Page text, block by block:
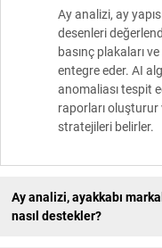
Ay analizi, ay
desenleri
basınç plakaları
entegre eder. AI
anomaliası tespit
raporları
stratejileri belirler.
Ay analizi, ayakkabı
nasıl destekler?